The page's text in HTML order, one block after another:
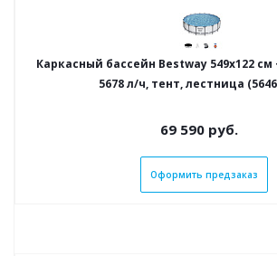
Каркасный бассейн Bestway 549х122
5678 л/ч, тент, лестница
69 590 руб.
Оформить предзаказ